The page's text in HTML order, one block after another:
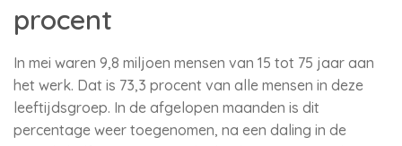
procent
In mei waren 9,8 miljoen mensen van 15 tot 75 jaar aan
het werk. Dat is 73,3 procent van alle mensen in deze
leeftijdsgroep. In de afgelopen maanden is dit
percentage weer toegenomen, na een daling in de